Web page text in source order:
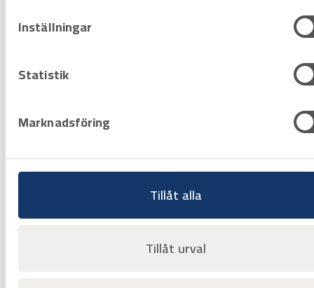
Inställningar
Statistik
Marknadsföring
Tillåt alla
Tillåt urval